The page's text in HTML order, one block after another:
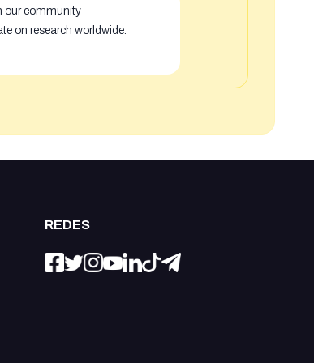
our community
on research worldwide.
REDES